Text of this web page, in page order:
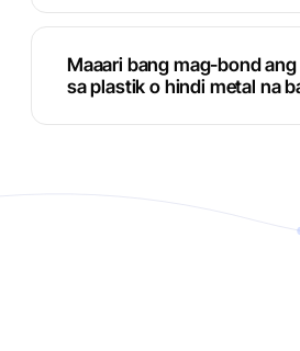
Maaari bang mag-bond
sa plastik o hindi metal na